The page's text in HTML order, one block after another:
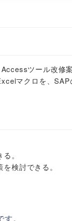
ツール改修案
マクロを、
。
検討できる。
。